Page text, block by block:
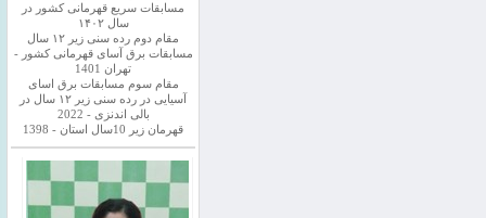
مسابقات سریع قهرمانی کشور در
سال ۱۴۰۲
مقام دوم رده سنی زیر ۱۲ سال
مسابقات برق آسای قهرمانی کشور -
تهران 1401
مقام سوم مسابقات برق اسای
آسیایی در رده سنی زیر ۱۲ سال در
بالی اندنزی - 2022
قهرمان زیر 10سال استان - 1398